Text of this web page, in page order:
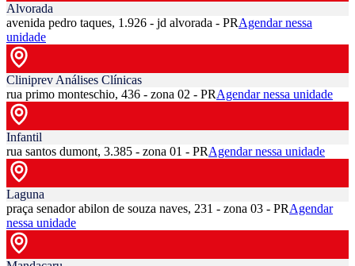
Alvorada
avenida pedro taques, 1.926 - jd alvorada - PRAgendar nessa
unidade
Cliniprev Análises Clínicas
rua primo monteschio, 436 - zona 02 - PRAgendar nessa unidade
Infantil
rua santos dumont, 3.385 - zona 01 - PRAgendar nessa unidade
Laguna
praça senador abilon de souza naves, 231 - zona 03 - PRAgendar
nessa unidade